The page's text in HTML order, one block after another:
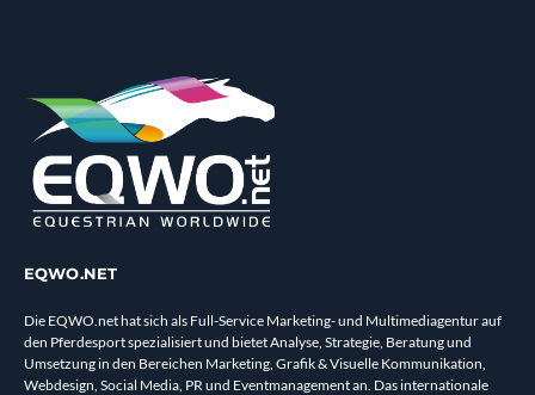
EQWO.NET
Die EQWO.net hat sich als Full-Service Marketing- und Multimediagentur auf
den Pferdesport spezialisiert und bietet Analyse, Strategie, Beratung und
Umsetzung in den Bereichen Marketing, Grafik & Visuelle Kommunikation,
Webdesign, Social Media, PR und Eventmanagement an. Das internationale